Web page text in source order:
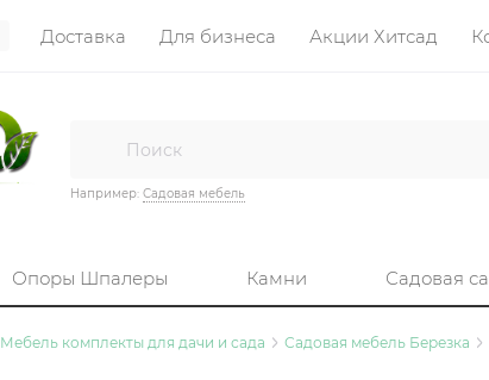
Доставка Для бизнеса Акции Хитсад
Например: Садовая мебель
Опоры Шпалеры Камни Садовая
Мебель комплекты для дачи и сада Садовая мебель Березка